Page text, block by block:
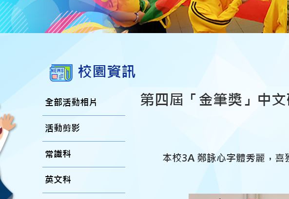
校園資訊
全部活動相片
活動剪影
常識科
英文科
第四屆「金筆獎」中
本校3A 鄭詠心字體秀麗，喜獲